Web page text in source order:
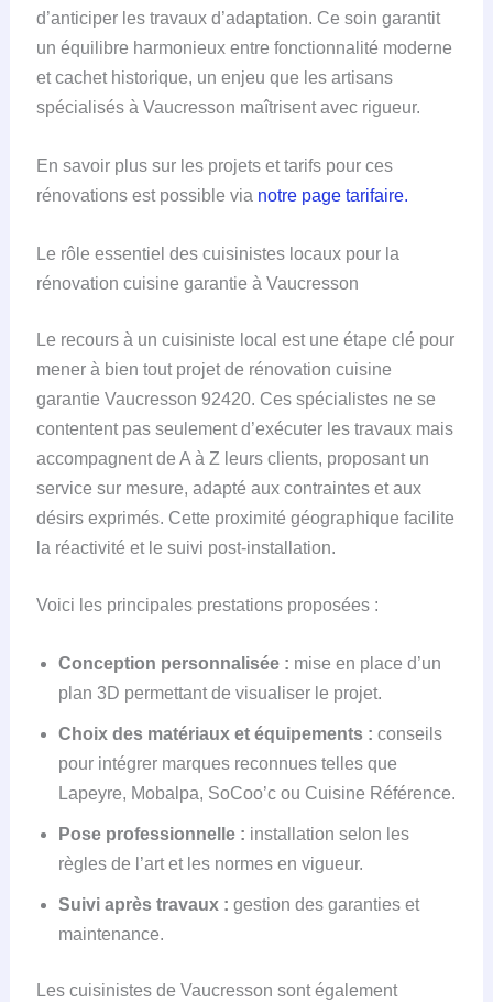
d’anticiper les travaux d’adaptation. Ce soin garantit
un équilibre harmonieux entre fonctionnalité moderne
et cachet historique, un enjeu que les artisans
spécialisés à Vaucresson maîtrisent avec rigueur.
En savoir plus sur les projets et tarifs pour ces
rénovations est possible via notre page tarifaire.
Le rôle essentiel des cuisinistes locaux pour la
rénovation cuisine garantie à Vaucresson
Le recours à un cuisiniste local est une étape clé pour
mener à bien tout projet de rénovation cuisine
garantie Vaucresson 92420. Ces spécialistes ne se
contentent pas seulement d’exécuter les travaux mais
accompagnent de A à Z leurs clients, proposant un
service sur mesure, adapté aux contraintes et aux
désirs exprimés. Cette proximité géographique facilite
la réactivité et le suivi post-installation.
Voici les principales prestations proposées :
Conception personnalisée : mise en place d’un
plan 3D permettant de visualiser le projet.
Choix des matériaux et équipements : conseils
pour intégrer marques reconnues telles que
Lapeyre, Mobalpa, SoCoo’c ou Cuisine Référence.
Pose professionnelle : installation selon les
règles de l’art et les normes en vigueur.
Suivi après travaux : gestion des garanties et
maintenance.
Les cuisinistes de Vaucresson sont également